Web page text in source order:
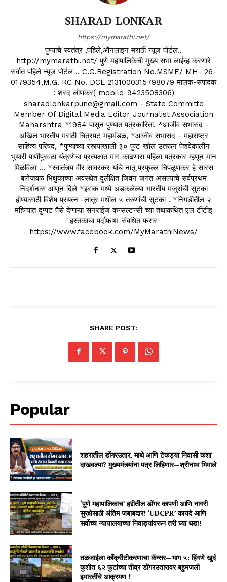
SHARAD LONKAR
https://mymarathi.net/
पुण्याचे स्वतंत्र ,पहिले,ऑनलाइन मराठी न्यूज पोर्टल..
http://mymarathi.net/ पुणे महापालिकेची मुख्य सभा लाईव्ह करणारे
सर्वात पहिले न्यूज पोर्टल .. C.G.Registration No.MSME/ MH- 26-
0179354,M.G. RC No. DCL 2131000315798079 मालक-संपादक
: शरद लोणकर( mobile-9423508306)
sharadlonkarpune@gmail.com - State Committe
Member Of Digital Media Editor Journalist Association
Maharshtra *1984 पासून पुण्यात पत्रकारिता, *आजीव सभासद -
अखिल भारतीय मराठी चित्रपट महामंडळ, *आजीव सभासद - महाराष्ट्र
साहित्य परिषद, *पुण्याच्या रस्त्याखाली ३० फुट खोल उतरून पेशवेकालीन
भुयारी पाणीपुरवठा यंत्रणेचा प्रत्यक्षात माग काढणारा पहिला पत्रकार म्हणून मान
मिळविला ... *स्वातंत्र्य वीर सावरकर यांचे नातू प्रफुल्ल चिपळूणकर हे सारस
बागेजवळ भिक्षुकाच्या अवस्थेत दुर्लक्षित जिवन जगत असल्याचे सर्वप्रथम
निदर्शनास आणून दिले *इराक मध्ये अडकलेल्या भारतीय मजुरांची सुटका
होण्यासाठी विशेष प्रयत्न -लातूर मधील ५ तरुणांची सुटका . *निगडीतील २
महिन्यात दुप्पट पैसे देणाऱ्या सनराईज कन्सल्टन्सी च्या तथाकथित एल टीटीइ
हस्तकाचा पर्दाफाश-संबधित फरार
https://www.facebook.com/MyMarathiNews/
SHARE POST:
Popular
शहरातील डोंगरउतार, माथे आणि टेकड्या निवासी कशा
दाखवल्या? मुख्यमंत्र्यांना पत्र लिहिणार—श्रीनाथ भिमाले
‘पुणे महापालिकाच’ हद्दीतील डोंगर कापणी आणि नागरी
सुरक्षेसाठी अंतिम जबाबदार! ‘UDCPR’ कायदे आणि
सर्वोच्च न्यायालयाच्या निवाड्यांवरून तरी घ्या धडा!
तळजाईला काँक्रीटीकरणाचा कॅन्सर—भाग ५: हिंगणे खुर्द
कुशीत ६२ फुटांच्या तीव्र डोंगरउतारावर बहुमजली
इमारतींचे आक्रमण !